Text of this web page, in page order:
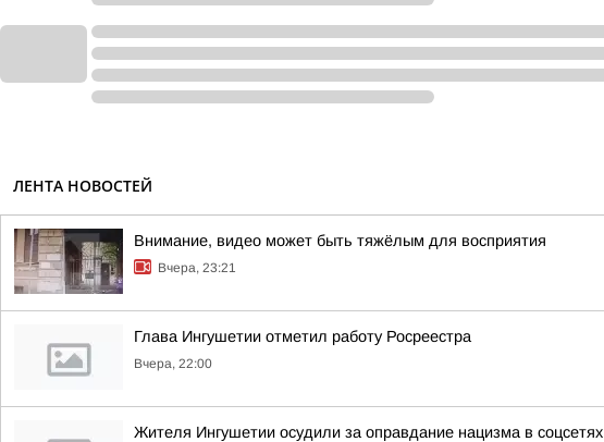
ЛЕНТА НОВОСТЕЙ
Внимание, видео может быть тяжёлым для восприятия
Вчера, 23:21
Глава Ингушетии отметил работу Росреестра
Вчера, 22:00
Жителя Ингушетии осудили за оправдание нацизма в соцсетях